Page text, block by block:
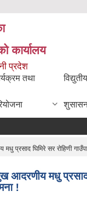
कार्यालय
प्रदेश
तथा
मधु प्रसाद घिमिरे सर रोहिणी
आदरणीय मधु
!